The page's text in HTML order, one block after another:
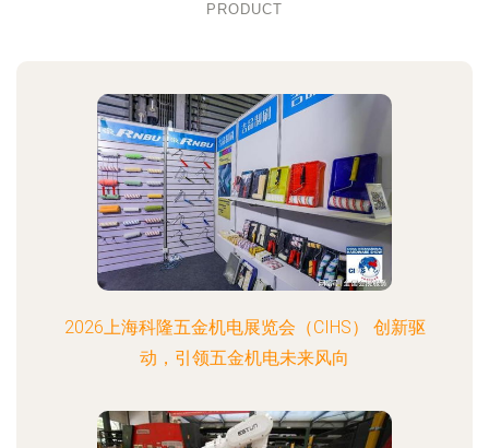
PRODUCT
2026上海科隆五金机电展览会（CIHS） 创新驱
动，引领五金机电未来风向